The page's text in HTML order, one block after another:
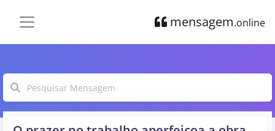
mensagem.online